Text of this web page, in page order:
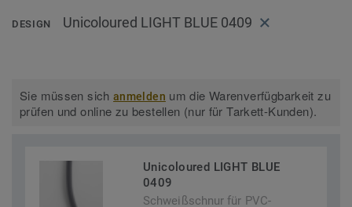
DESIGN Unicoloured LIGHT BLUE 0409
Sie müssen sichanmelden um die Warenverfügbarkeit zu
prüfen und online zu bestellen (nur für Tarkett-Kunden).
Unicoloured LIGHT BLUE
0409
Schweißschnur für PVC-